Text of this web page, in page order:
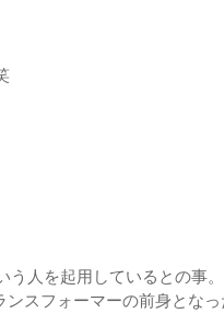
う人を起用しているとの事。
スフォーマーの前身とな